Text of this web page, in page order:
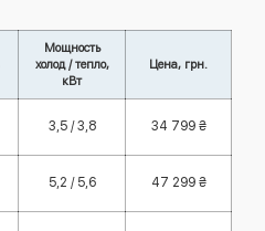
Мощность
холод / тепло,
кВт
Цена, грн.
3,5 / 3,8 34 799 ₴
5,2 / 5,6 47 299 ₴